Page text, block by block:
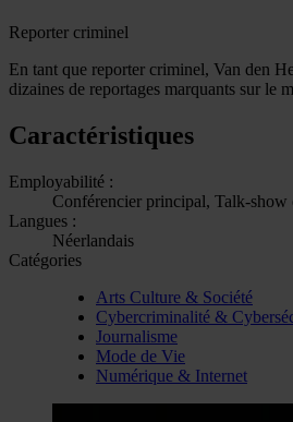
Reporter criminel
En tant que reporter criminel, Van den
dizaines de reportages marquants sur le
Caractéristiques
Employabilité :
Conférencier principal, Talk-show
Langues :
Néerlandais
Catégories
Arts Culture & Société
Cybercriminalité &
Journalisme
Mode de Vie
Numérique & Internet